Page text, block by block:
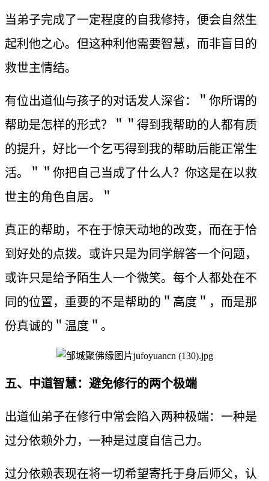
当弟子完成了一定程度的自我修持，便会自然生
起利他之心。但这种利他需要智慧，而非盲目的
救世主情结。
有位出道仙与孩子的对话发人深省：＂你所谓的
帮助是怎样的形式？＂＂得到我帮助的人都有质
的提升，好比一个乞丐得到我的帮助后能正常生
活。＂＂你把自己当成了什么人？你这是在以救
世主的角色自居。＂
真正的帮助，不在于惊天动地的改变，而在于恰
到好处的点拨。或许只是为同学解答一个问题，
或许只是给予陌生人一个微笑。每个人都处在不
同的位置，重要的不是帮助的＂高度＂，而是那
份真诚的＂温度＂。
五、中道智慧：避免修行的两个极端
出道仙弟子在修行中常会陷入两种极端：一种是
过分依赖外力，一种是过度自信己力。
过分依赖表现在将一切希望寄托于身后师父，认